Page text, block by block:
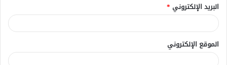
البريد الإلكتروني *
الموقع الإلكتروني